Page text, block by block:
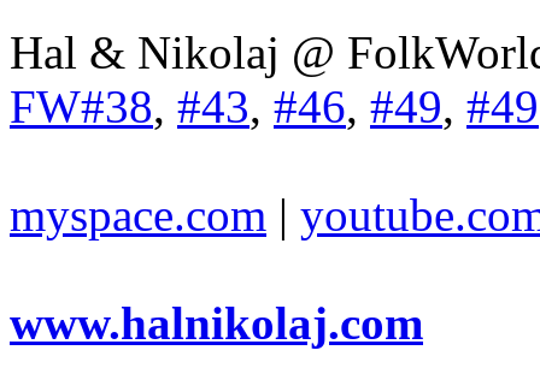
Hal & Nikolaj @
FW#38, #43, #46, #49, #49
myspace.com |
www.halnikolaj.com